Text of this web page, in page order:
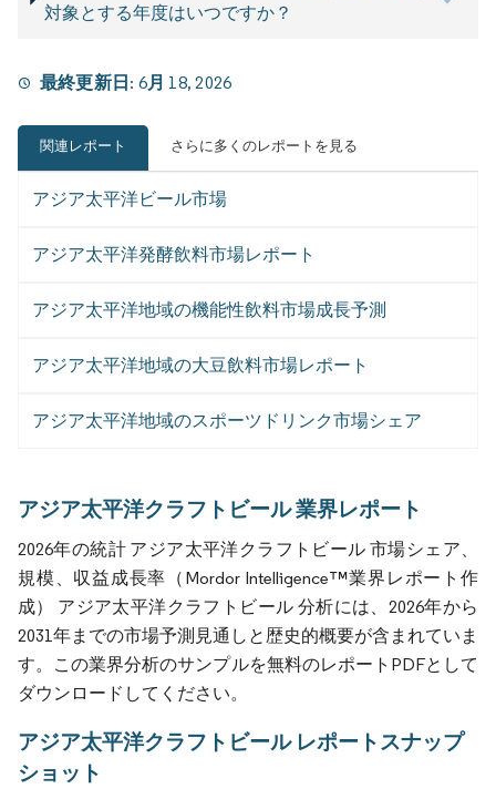
対象とする年度はいつですか？
最終更新日: 6月 18, 2026
関連レポート さらに多くのレポートを見る
アジア太平洋ビール市場
アジア太平洋発酵飲料市場レポート
アジア太平洋地域の機能性飲料市場成長予測
アジア太平洋地域の大豆飲料市場レポート
アジア太平洋地域のスポーツドリンク市場シェア
アジア太平洋クラフトビール 業界レポート
2026年の統計 アジア太平洋クラフトビール 市場シェア、
規模、収益成長率（Mordor Intelligence™業界レポート作
成） アジア太平洋クラフトビール 分析には、2026年から
2031年までの市場予測見通しと歴史的概要が含まれていま
す。この業界分析のサンプルを無料のレポートPDFとして
ダウンロードしてください。
アジア太平洋クラフトビール レポートスナップ
ショット